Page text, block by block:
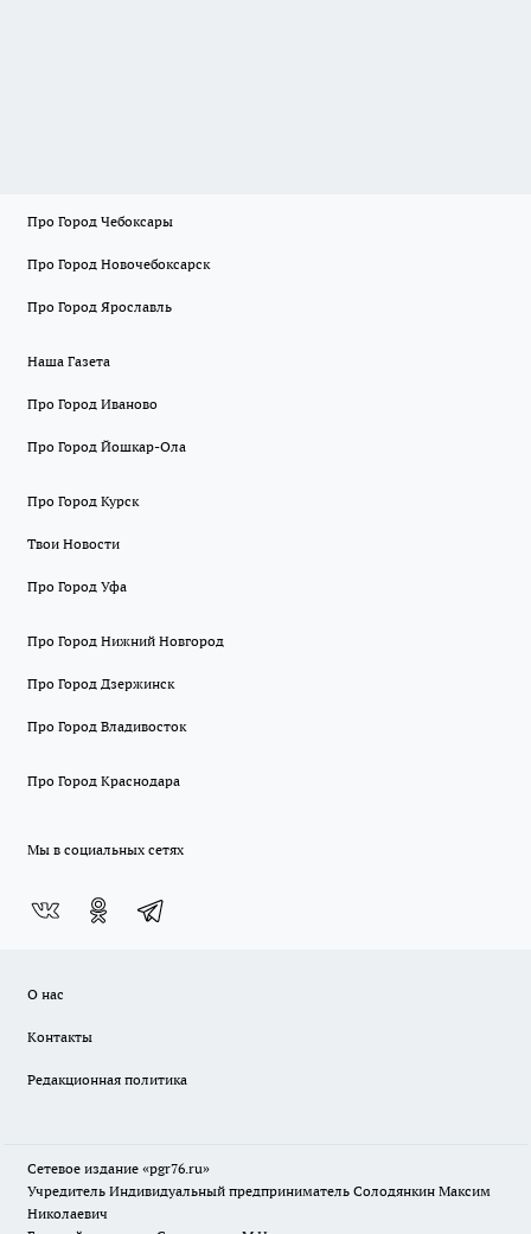
Про Город Чебоксары
Про Город Новочебоксарск
Про Город Ярославль
Наша Газета
Про Город Иваново
Про Город Йошкар-Ола
Про Город Курск
Твои Новости
Про Город Уфа
Про Город Нижний Новгород
Про Город Дзержинск
Про Город Владивосток
Про Город Краснодара
Мы в социальных сетях
О нас
Контакты
Редакционная политика
Сетевое издание «pgr76.ru»
Учредитель Индивидуальный предприниматель Солодянкин Максим
Николаевич